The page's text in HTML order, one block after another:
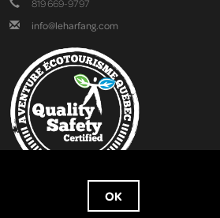
819 669-9797
info@leharfang.com
OK